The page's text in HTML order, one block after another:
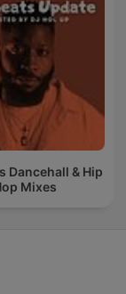
Dancehall & Hip
Mixes